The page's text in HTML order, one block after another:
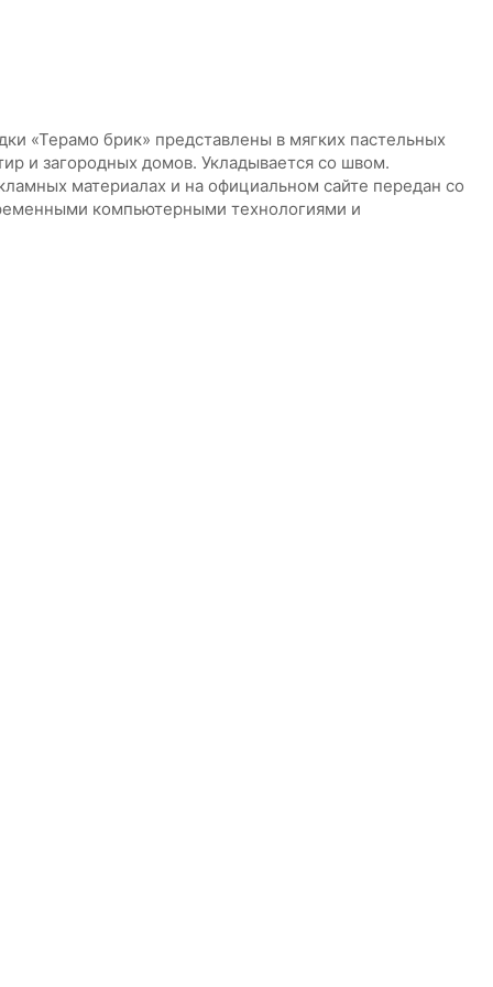
«Терамо брик» представлены в мягких пастельных
и загородных домов. Укладывается со швом.
материалах и на официальном сайте передан со
компьютерными технологиями и